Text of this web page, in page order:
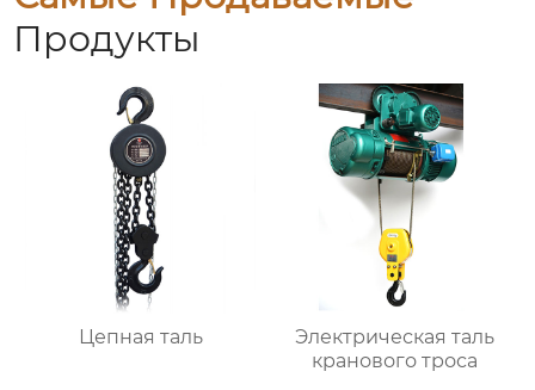
Продукты
Цепная таль
Электрическая таль
кранового троса